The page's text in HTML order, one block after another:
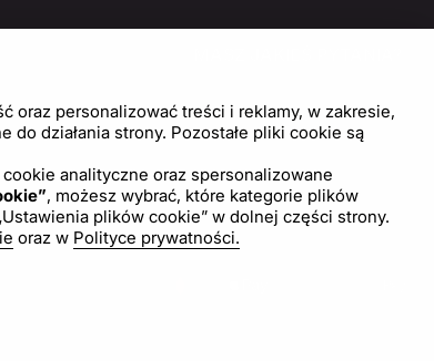
cookie
Napisz do nas
oraz personalizować treści i reklamy, w zakresie,
działania strony. Pozostałe pliki cookie są
analityczne oraz spersonalizowane
, możesz wybrać, które kategorie plików
plików cookie” w dolnej części strony.
oraz w Polityce prywatności.